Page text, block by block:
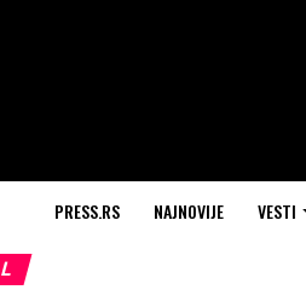
PRESS.RS NAJNOVIJE VESTI